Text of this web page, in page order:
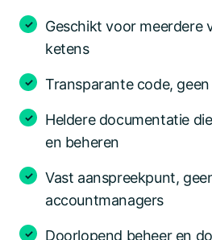
Geschikt voor meerdere
ketens
Transparante code,
Heldere documentatie
en beheren
Vast aanspreekpunt,
accountmanagers
Doorlopend beheer en